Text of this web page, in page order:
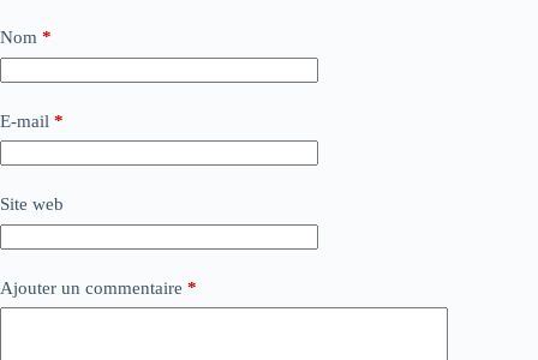
Nom *
E-mail *
Site web
Ajouter un commentaire *